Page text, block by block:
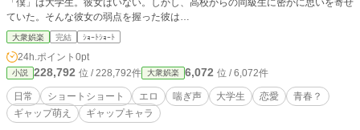
「僕」は大学生。彼女はいない。しかし、高校からの同級生に密かに思いを寄せ
ていた。そんな彼女の弱点を握った彼は…
大衆娯楽 完結 ｼｮｰﾄｼｮｰﾄ
24h.ポイント 0pt
小説 228,792 位 / 228,792件 大衆娯楽 6,072 位 / 6,072件
日常 ショートショート エロ 喘ぎ声 大学生 恋愛
青春？
ギャップ萌え
ギャップキャラ